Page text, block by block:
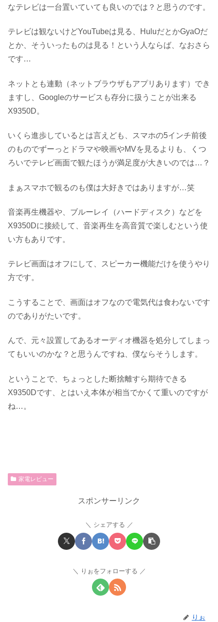
なテレビは一台置いていても良いのでは？と思うのです。
テレビは観ないけどYouTubeは見る、HuluだとかGyaOだ
とか、そういったものは見る！という人ならば、なおさら
です…
ネットとも連動（ネットブラウザもアプリあります）でき
ますし、Googleのサービスも存分に扱うことが出来る
X9350D。
いくら進歩しているとは言えども、スマホの5インチ前後
のものでずーっとドラマや映画やMVを見るよりも、くつ
ろいでテレビ画面で観たほうが満足度が大きいのでは…？
まぁスマホで観るのも僕は大好きではありますが…笑
音楽再生機器や、ブルーレイ（ハードディスク）などを
X9350Dに接続して、音楽再生を高音質で楽しむという使
い方もありです。
テレビ画面はオフにして、スピーカー機能だけを使うやり
方です。
こうすることで、画面はオフなので電気代は食わないです
のでありがたいです。
んで、元々設置してあるオーディオ機器を処分してしまっ
てもいいのかな？と思うんですね、僕ならそうします。
ということで、ちょっとした断捨離すら期待できる
X9350Dです、とはいえ本体が相当でかくて重いのですが
ね…。
家電レビュー
スポンサーリンク
シェアする
りぉをフォローする
りぉ